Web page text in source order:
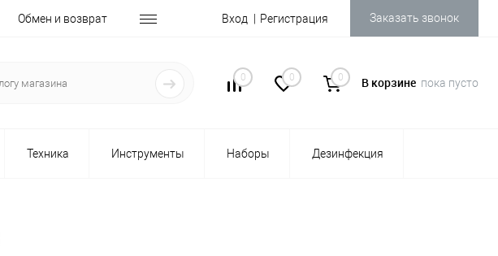
Обмен и возврат Вход Регистрация Заказать звонок
0 0 0 В корзине пока пусто
Техника Инструменты Наборы Дезинфекция